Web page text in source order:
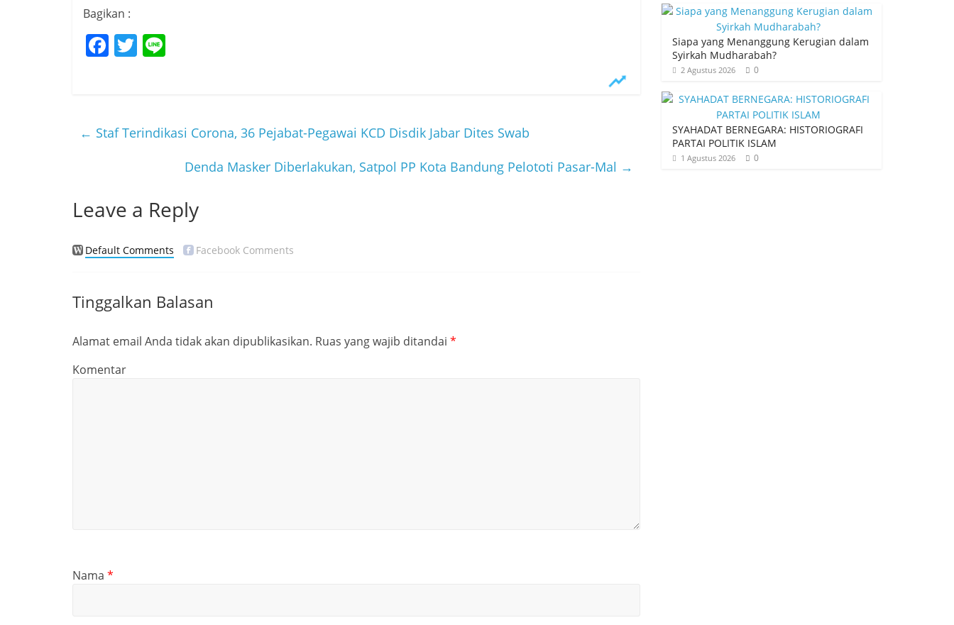
Bagikan :
F
b
k
T
← Staf Terindikasi Corona, 36 Pejabat-Pegawai KCD Disdik Jabar Dites Swab
Denda Masker Diberlakukan, Satpol PP Kota Bandung Pelototi Pasar-Mal →
Leave a Reply
Default Comments Facebook Comments
Tinggalkan Balasan
Alamat email Anda tidak akan dipublikasikan. Ruas yang wajib ditandai *
Komentar
Nama *
Siapa yang Menanggung Kerugian dalam
Syirkah Mudharabah?
2 Agustus 2026 0
SYAHADAT BERNEGARA: HISTORIOGRAFI
PARTAI POLITIK ISLAM
1 Agustus 2026 0